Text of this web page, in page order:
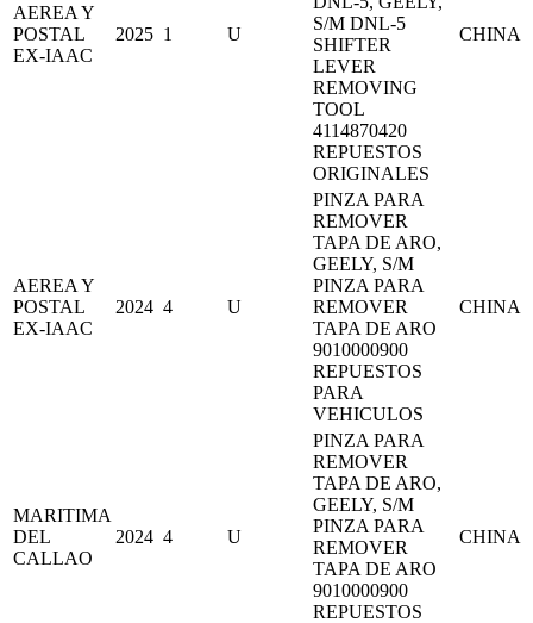
AEREA Y
POSTAL
EX-IAAC
2025 1 U
S/M DNL-5
SHIFTER
LEVER
REMOVING
TOOL
4114870420
REPUESTOS
ORIGINALES
CHINA
AEREA Y
POSTAL
EX-IAAC
2024 4 U
PINZA PARA
REMOVER
TAPA DE ARO,
GEELY, S/M
PINZA PARA
REMOVER
TAPA DE ARO
9010000900
REPUESTOS
PARA
VEHICULOS
CHINA
MARITIMA
DEL
CALLAO
2024 4 U
PINZA PARA
REMOVER
TAPA DE ARO,
GEELY, S/M
PINZA PARA
REMOVER
TAPA DE ARO
9010000900
REPUESTOS
CHINA